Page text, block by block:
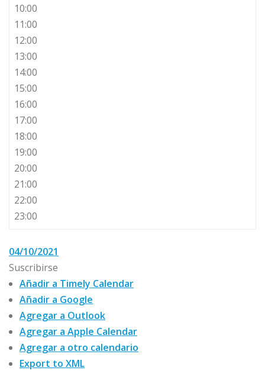
10:00
11:00
12:00
13:00
14:00
15:00
16:00
17:00
18:00
19:00
20:00
21:00
22:00
23:00
04/10/2021
Suscribirse
Añadir a Timely Calendar
Añadir a Google
Agregar a Outlook
Agregar a Apple Calendar
Agregar a otro calendario
Export to XML